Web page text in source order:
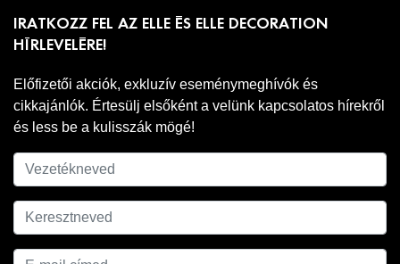
IRATKOZZ FEL AZ ELLE ÉS ELLE DECORATION
HÍRLEVELÉRE!
Előfizetői akciók, exkluzív eseménymeghívók és
cikkajánlók. Értesülj elsőként a velünk kapcsolatos hírekről
és less be a kulisszák mögé!